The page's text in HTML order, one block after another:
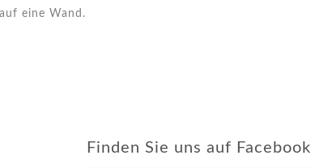
eine Wand.
Finden Sie uns auf Facebook